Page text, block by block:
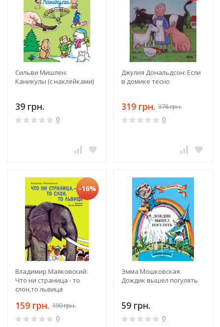
Сильви Мишлен:
Каникулы (с наклейками)
39 грн.
0
Джулия Дональдсон: Если
в домике тесно
319 грн. 376 грн.
0
-16%
Владимир Маяковский:
Что ни страница - то
слон,то львица
159 грн. 190 грн.
0
Эмма Мошковская:
Дождик вышел погулять
59 грн.
0